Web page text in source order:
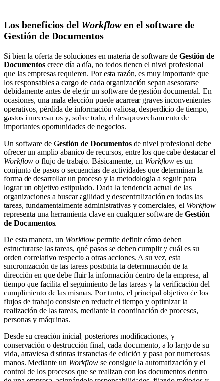
Los beneficios del Workflowen el software de
Gestión de Documentos
Si bien la oferta de soluciones en materia de software de Gestión de
Documentos crece día a día, no todos tienen el nivel profesional
que las empresas requieren. Por esta razón, es muy importante que
los responsables a cargo de cada organización sepan asesorarse
debidamente antes de elegir un software de gestión documental. En
ocasiones, una mala elección puede acarrear graves inconvenientes
operativos, pérdida de información valiosa, desperdicio de tiempo,
gastos innecesarios y, sobre todo, el desaprovechamiento de
importantes oportunidades de negocios.
Un software de Gestión de Documentos de nivel profesional debe
ofrecer un amplio abanico de recursos, entre los que cabe destacar el
Workflow o flujo de trabajo. Básicamente, un Workflow es un
conjunto de pasos o secuencias de actividades que determinan la
forma de desarrollar un proceso y la metodología a seguir para
lograr un objetivo estipulado. Dada la tendencia actual de las
organizaciones a buscar agilidad y descentralización en todas las
tareas, fundamentalmente administrativas y comerciales, el Workflow
representa una herramienta clave en cualquier software de Gestión
de Documentos.
De esta manera, un Workflow permite definir cómo deben
estructurarse las tareas, qué pasos se deben cumplir y cuál es su
orden correlativo respecto a otras acciones. A su vez, esta
sincronización de las tareas posibilita la determinación de la
dirección en que debe fluir la información dentro de la empresa, al
tiempo que facilita el seguimiento de las tareas y la verificación del
cumplimiento de las mismas. Por tanto, el principal objetivo de los
flujos de trabajo consiste en reducir el tiempo y optimizar la
realización de las tareas, mediante la coordinación de procesos,
personas y máquinas.
Desde su creación inicial, posteriores modificaciones, y
conservación o destrucción final, cada documento, a lo largo de su
vida, atraviesa distintas instancias de edición y pasa por numerosas
manos. Mediante un Workflow se consigue la automatización y el
control de los procesos que se realizan con los documentos dentro